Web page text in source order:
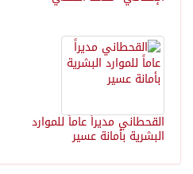
القحطاني مديراً عاماً للموارد
البشرية بأمانة عسير